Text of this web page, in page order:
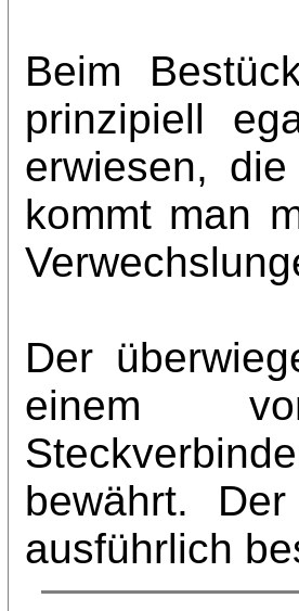
Beim
prinzipiell
erwiesen,
kommt man
Der
einem
bewährt.
ausführlich